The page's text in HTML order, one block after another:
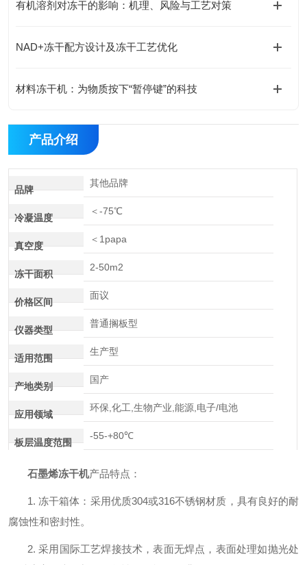
有机溶剂对冻干的影响：机理、风险与工艺对策
NAD+冻干配方设计及冻干工艺优化
材料冻干机：为物质按下“暂停键”的科技
产品介绍
品牌
其他品牌
冷凝温度
＜-75℃
真空度
＜1papa
冻干面积
2-50m2
价格区间
面议
仪器类型
普通搁板型
适用范围
生产型
产地类别
国产
应用领域
环保,化工,生物产业,能源,电子/电池
板层温度范围
-55-+80℃
石墨烯冻干机产品特点：
1. 冻干箱体：采用优质304或316不锈钢材质，具有良好的耐
腐蚀性和密封性。
2. 采用国际工艺焊接技术，表面无焊点，表面处理如抛光处